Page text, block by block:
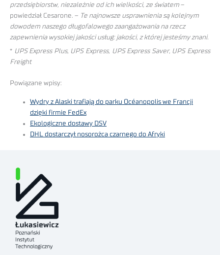
przedsiębiorstw, niezależnie od ich wielkości, ze światem –
powiedział Cesarone. – Te najnowsze usprawnienia są kolejnym
dowodem naszego długofalowego zaangażowania na rzecz
zapewnienia wysokiej jakości usług: jakości, z której jesteśmy znani.
* UPS Express Plus, UPS Express, UPS Express Saver, UPS Express
Freight
Powiązane wpisy:
Wydry z Alaski trafiają do parku Océanopolis we Francji
dzięki firmie FedEx
Ekologiczne dostawy DSV
DHL dostarczył nosorożca czarnego do Afryki